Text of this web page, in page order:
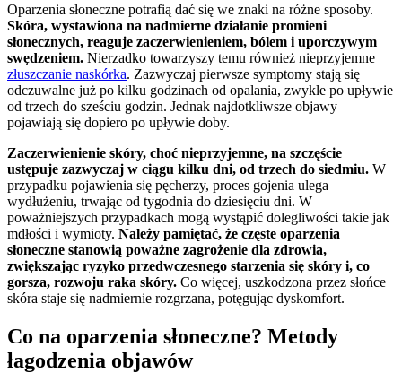
Oparzenia słoneczne potrafią dać się we znaki na różne sposoby.
Skóra, wystawiona na nadmierne działanie promieni
słonecznych, reaguje zaczerwienieniem, bólem i uporczywym
swędzeniem. Nierzadko towarzyszy temu również nieprzyjemne
złuszczanie naskórka. Zazwyczaj pierwsze symptomy stają się
odczuwalne już po kilku godzinach od opalania, zwykle po upływie
od trzech do sześciu godzin. Jednak najdotkliwsze objawy
pojawiają się dopiero po upływie doby.
Zaczerwienienie skóry, choć nieprzyjemne, na szczęście
ustępuje zazwyczaj w ciągu kilku dni, od trzech do siedmiu. W
przypadku pojawienia się pęcherzy, proces gojenia ulega
wydłużeniu, trwając od tygodnia do dziesięciu dni. W
poważniejszych przypadkach mogą wystąpić dolegliwości takie jak
mdłości i wymioty. Należy pamiętać, że częste oparzenia
słoneczne stanowią poważne zagrożenie dla zdrowia,
zwiększając ryzyko przedwczesnego starzenia się skóry i, co
gorsza, rozwoju raka skóry. Co więcej, uszkodzona przez słońce
skóra staje się nadmiernie rozgrzana, potęgując dyskomfort.
Co na oparzenia słoneczne? Metody
łagodzenia objawów